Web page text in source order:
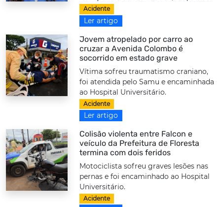
Acidente
Ler artigo
Jovem atropelado por carro ao
cruzar a Avenida Colombo é
socorrido em estado grave
Vítima sofreu traumatismo craniano,
foi atendida pelo Samu e encaminhada
ao Hospital Universitário.
Acidente
Ler artigo
Colisão violenta entre Falcon e
veículo da Prefeitura de Floresta
termina com dois feridos
Motociclista sofreu graves lesões nas
pernas e foi encaminhado ao Hospital
Universitário.
Acidente